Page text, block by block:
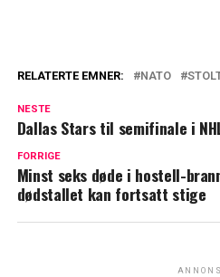
RELATERTE EMNER: NATO
NESTE
Dallas Stars til semifinale i
FORRIGE
Minst seks døde i hostell-
dødstallet kan fortsatt stige